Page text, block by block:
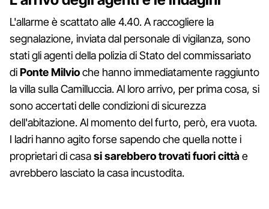
L'allarme è scattato alle 4.40. A raccogliere la
segnalazione, inviata dal personale di vigilanza, sono
stati gli agenti della polizia di Stato del commissariato
diPonte Milvioche hanno immediatamente raggiunto
la villa sulla Camilluccia. Al loro arrivo, per prima cosa, si
sono accertati delle condizioni di sicurezza
dell'abitazione. Al momento del furto, però, era vuota.
I ladri hanno agito forse sapendo che quella notte i
proprietari di casasi sarebbero trovati fuori cittàe
avrebbero lasciato la casa incustodita.